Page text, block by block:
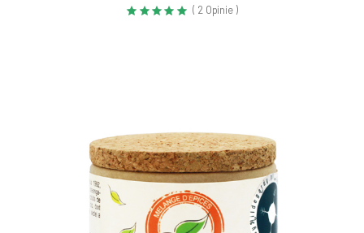
( 2 Opinie )